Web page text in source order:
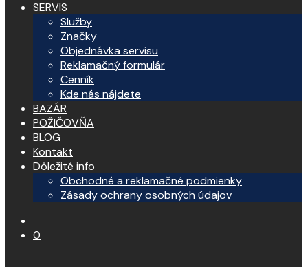
SERVIS
Služby
Značky
Objednávka servisu
Reklamačný formulár
Cenník
Kde nás nájdete
BAZÁR
POŽIČOVŇA
BLOG
Kontakt
Dôležité info
Obchodné a reklamačné podmienky
Zásady ochrany osobných údajov
0